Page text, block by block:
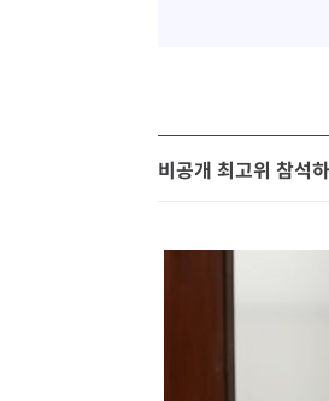
비공개 최고위 참석